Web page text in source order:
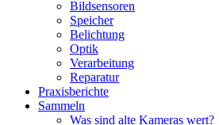
Bildsensoren
Speicher
Belichtung
Optik
Verarbeitung
Reparatur
Praxisberichte
Sammeln
Was sind alte Kameras wert?